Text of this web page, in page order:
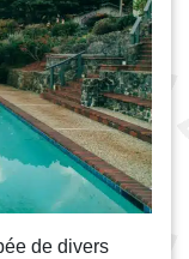
de divers